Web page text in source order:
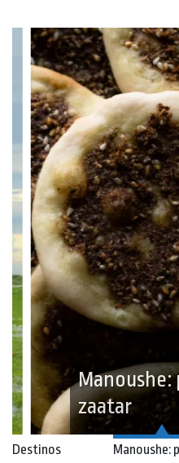
Manoushe:
zaatar
Destinos
Manoushe: